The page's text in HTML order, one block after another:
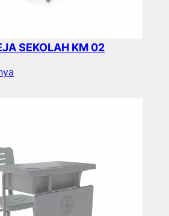
SEKOLAH KM 02